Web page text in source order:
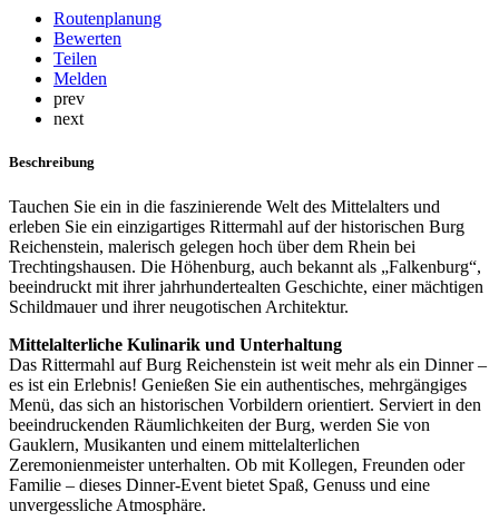
Routenplanung
Bewerten
Teilen
Melden
prev
next
Beschreibung
Tauchen Sie ein in die faszinierende Welt des Mittelalters und
erleben Sie ein einzigartiges Rittermahl auf der historischen Burg
Reichenstein, malerisch gelegen hoch über dem Rhein bei
Trechtingshausen. Die Höhenburg, auch bekannt als „Falkenburg“,
beeindruckt mit ihrer jahrhundertealten Geschichte, einer mächtigen
Schildmauer und ihrer neugotischen Architektur.
Mittelalterliche Kulinarik und Unterhaltung
Das Rittermahl auf Burg Reichenstein ist weit mehr als ein Dinner –
es ist ein Erlebnis! Genießen Sie ein authentisches, mehrgängiges
Menü, das sich an historischen Vorbildern orientiert. Serviert in den
beeindruckenden Räumlichkeiten der Burg, werden Sie von
Gauklern, Musikanten und einem mittelalterlichen
Zeremonienmeister unterhalten. Ob mit Kollegen, Freunden oder
Familie – dieses Dinner-Event bietet Spaß, Genuss und eine
unvergessliche Atmosphäre.